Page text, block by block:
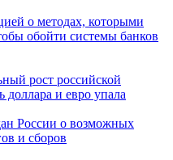
о методах, которыми
обойти системы банков
рост российской
доллара и евро упала
России о возможных
и сборов